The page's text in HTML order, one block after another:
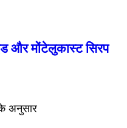
और मोंटेलुकास्ट सिरप
अनुसार